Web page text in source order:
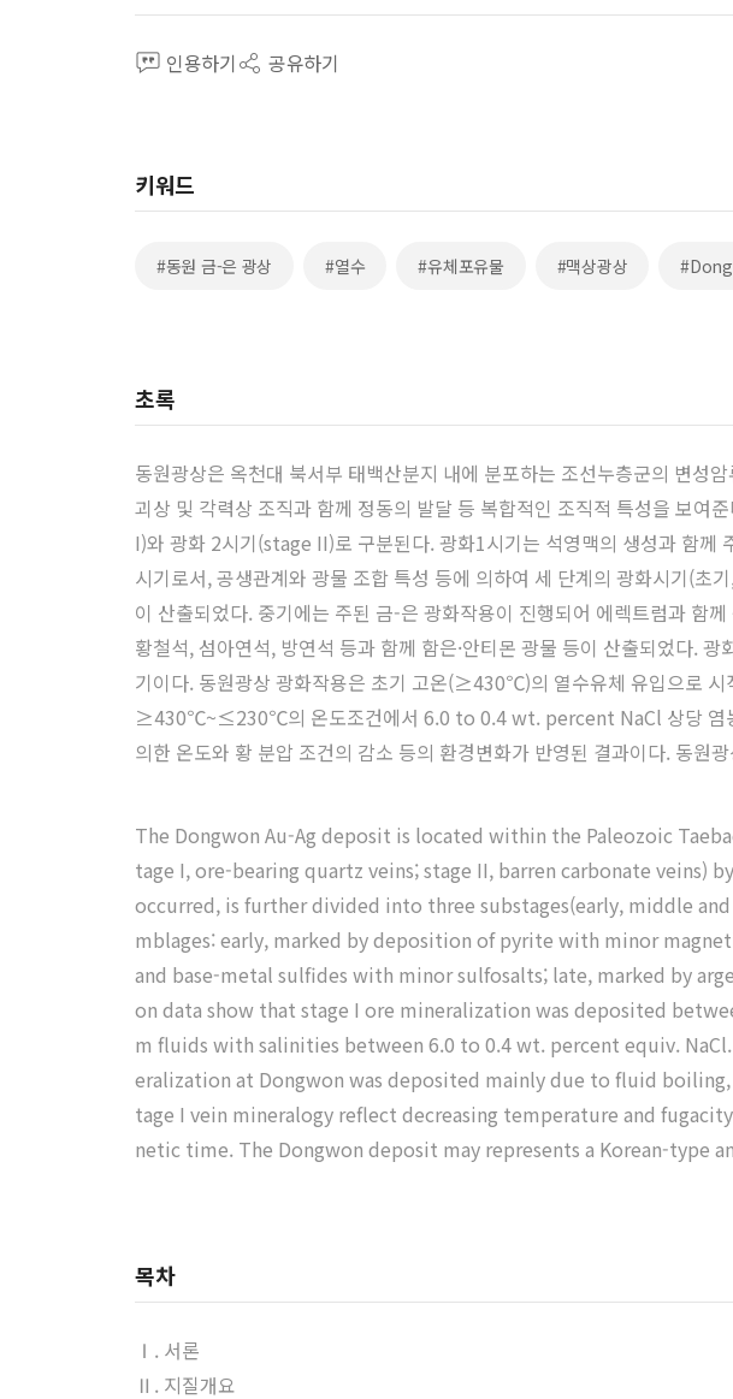
인용하기 공유하기
키워드
#동원 금-은 광상 #열수 #유체포유물 #맥상광상
초록
동원광상은 옥천대 북서부 태백산분지 내에 분포하는 조선누층군의 변성
괴상 및 각력상 조직과 함께 정동의 발달 등 복합적인 조직적 특성을 보
I)와 광화 2시기(stage II)로 구분된다. 광화1시기는 석영맥의 생성과 함
시기로서, 공생관계와 광물 조합 특성 등에 의하여 세 단계의 광화시기(초
이 산출되었다. 중기에는 주된 금-은 광화작용이 진행되어 에렉트럼과 함
황철석, 섬아연석, 방연석 등과 함께 함은·안티몬 광물 등이 산출되었다.
기이다. 동원광상 광화작용은 초기 고온(≥430℃)의 열수유체 유입으로 시
≥430℃~≤230℃의 온도조건에서 6.0 to 0.4 wt. percent NaCl 상당 염농
의한 온도와 황 분압 조건의 감소 등의 환경변화가 반영된 결과이다. 동원
The Dongwon Au-Ag deposit is located within the Paleozoic
tage I, ore-bearing quartz veins; stage II, barren carbonate
occurred, is further divided into three substages(early, middle
mblages: early, marked by deposition of pyrite with minor
and base-metal sulfides with minor sulfosalts; late, marked by
on data show that stage I ore mineralization was deposited
m fluids with salinities between 6.0 to 0.4 wt. percent equiv.
eralization at Dongwon was deposited mainly due to fluid
tage I vein mineralogy reflect decreasing temperature and
netic time. The Dongwon deposit may represents a Korean-
목차
Ⅰ. 서론
Ⅱ. 지질개요